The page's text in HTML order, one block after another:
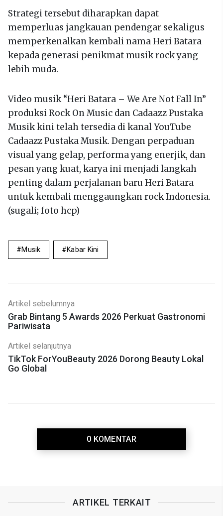
Strategi tersebut diharapkan dapat
memperluas jangkauan pendengar sekaligus
memperkenalkan kembali nama Heri Batara
kepada generasi penikmat musik rock yang
lebih muda.
Video musik “Heri Batara – We Are Not Fall In”
produksi Rock On Music dan Cadaazz Pustaka
Musik kini telah tersedia di kanal YouTube
Cadaazz Pustaka Musik. Dengan perpaduan
visual yang gelap, performa yang enerjik, dan
pesan yang kuat, karya ini menjadi langkah
penting dalam perjalanan baru Heri Batara
untuk kembali menggaungkan rock Indonesia.
(sugali; foto hcp)
Musik Kabar Kini
Artikel sebelumnya
Grab Bintang 5 Awards 2026 Perkuat Gastronomi
Pariwisata
Artikel selanjutnya
TikTok ForYouBeauty 2026 Dorong Beauty Lokal
Go Global
0 KOMENTAR
ARTIKEL TERKAIT